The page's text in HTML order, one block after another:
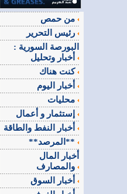
البورصة السورية :
كنت هناك
**المرصد**
أخبار المال